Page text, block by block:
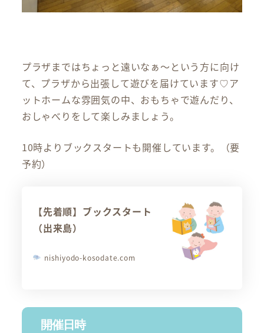
プラザまではちょっと遠いなぁ～という方に向け
て、プラザから出張して遊びを届けています♡ア
ットホームな雰囲気の中、おもちゃで遊んだり、
おしゃべりをして楽しみましょう。
10時よりブックスタートも開催しています。（要
予約）
【先着順】ブックスタート
（出来島）
nishiyodo-kosodate.com
開催日時